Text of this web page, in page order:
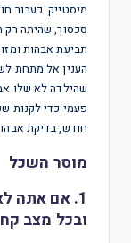
מיסטייק. כעבור
סכסוך, שהיתה רק
תביעת אבהות
הענין אל מתחת
שהילדה לא שלו
פעמי כדי לקנות
חודש, בדיקת
מוסר השכל
1. אם אתה
ובכל מצב